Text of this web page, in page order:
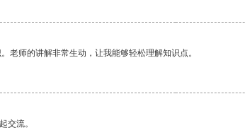
老师的讲解非常生动，让我能够轻松理解知识点。
交流。